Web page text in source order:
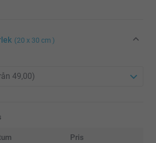
(20 x 30 cm )
Pris